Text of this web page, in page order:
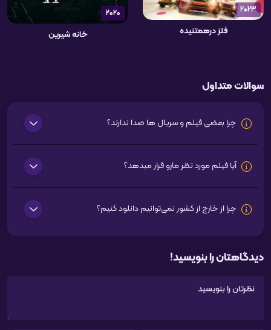
2023
فلز درهمتنیده
2020
خانه شیرین
سوالات متداول
چرا بعضی فیلم و سریال ها صدا ندارند؟
آیا فیلم مورد نظر مارو قرار میدهد؟
چرا از خارج از کشور نمی‌توانیم دانلود کنیم؟
دیدگاهتان را بنویسید!